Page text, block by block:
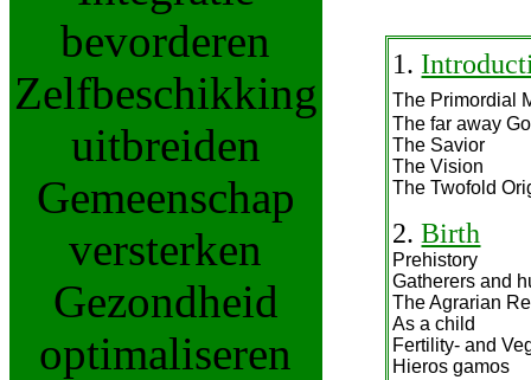
bevorderen
Zelfbeschikking
uitbreiden
Gemeenschap
versterken
Gezondheid
optimaliseren
1.
The Primordial
The far away
The Savior
The Vision
The Twofold
2.Birth
Prehistory
Gatherers and
The Agrarian
As a child
Fertility- and
Hieros gamos